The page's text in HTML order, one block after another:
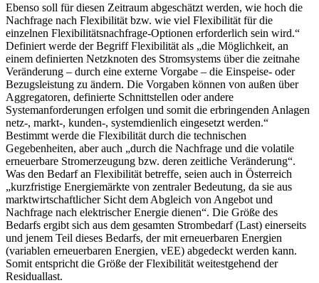
Ebenso soll für diesen Zeitraum abgeschätzt werden, wie hoch die
Nachfrage nach Flexibilität bzw. wie viel Flexibilität für die
einzelnen Flexibilitätsnachfrage-Optionen erforderlich sein wird.“
Definiert werde der Begriff Flexibilität als „die Möglichkeit, an
einem definierten Netzknoten des Stromsystems über die zeitnahe
Veränderung – durch eine externe Vorgabe – die Einspeise- oder
Bezugsleistung zu ändern. Die Vorgaben können von außen über
Aggregatoren, definierte Schnittstellen oder andere
Systemanforderungen erfolgen und somit die erbringenden Anlagen
netz-, markt-, kunden-, systemdienlich eingesetzt werden.“
Bestimmt werde die Flexibilität durch die technischen
Gegebenheiten, aber auch „durch die Nachfrage und die volatile
erneuerbare Stromerzeugung bzw. deren zeitliche Veränderung“.
Was den Bedarf an Flexibilität betreffe, seien auch in Österreich
„kurzfristige Energiemärkte von zentraler Bedeutung, da sie aus
marktwirtschaftlicher Sicht dem Abgleich von Angebot und
Nachfrage nach elektrischer Energie dienen“. Die Größe des
Bedarfs ergibt sich aus dem gesamten Strombedarf (Last) einerseits
und jenem Teil dieses Bedarfs, der mit erneuerbaren Energien
(variablen erneuerbaren Energien, vEE) abgedeckt werden kann.
Somit entspricht die Größe der Flexibilität weitestgehend der
Residuallast.